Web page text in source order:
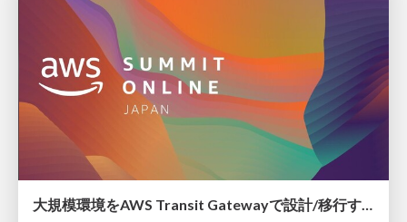
大規模環境をAWS Transit Gatewayで設計/移行する前に考える3つのポイントと移行への挑戦